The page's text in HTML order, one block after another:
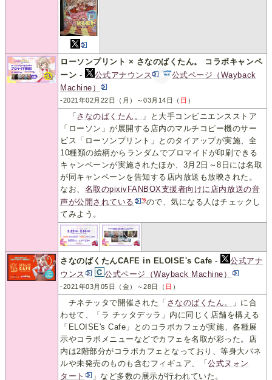
ローソンプリント × さなのばくたん。 コラボキャンペ
ーン - 公式アナウンス
公式ページ（Wayback
Machine）
-2021年02月22日（月）～03月14日（ 日 ）
「 さなのばくたん。
」と大手コンビニエンスストア
「ローソン」が展開する店内のマルチコピー機のサー
ビス「ローソンプリント」とのタイアップが実施、全
10種類の絵柄からランダムでブロマイドが印刷できる
キャンペーンが実施されたほか、3月2日～8日には名取
が同キャンペーンを告知する店内放送も放映された。
なお、 名取のpixivFANBOX支援者向けに店内放送の音
声が公開されている
*6ので、気になる人はチェックし
てみよう。
さなのばくたんCAFE in ELOISE's Cafe -
公式アナ
ウンス
公式ページ（Wayback Machine）
-2021年03月05日（金）～28日（ 日 ）
チネチッタで開催された「 さなのばくたん。
」に合
わせて、「ラ チッタデッラ」内に同じく店舗を構える
「ELOISE's Cafe」とのコラボカフェが実施、各種展
示やコラボメニューなどでカフェを名取が彩った。店
内は2階部分がコラボカフェとなっており、等身大パネ
ルや未発売のものも含むフィギュア、「公式ヌォン
タート
」など多数の展示が行われていた。